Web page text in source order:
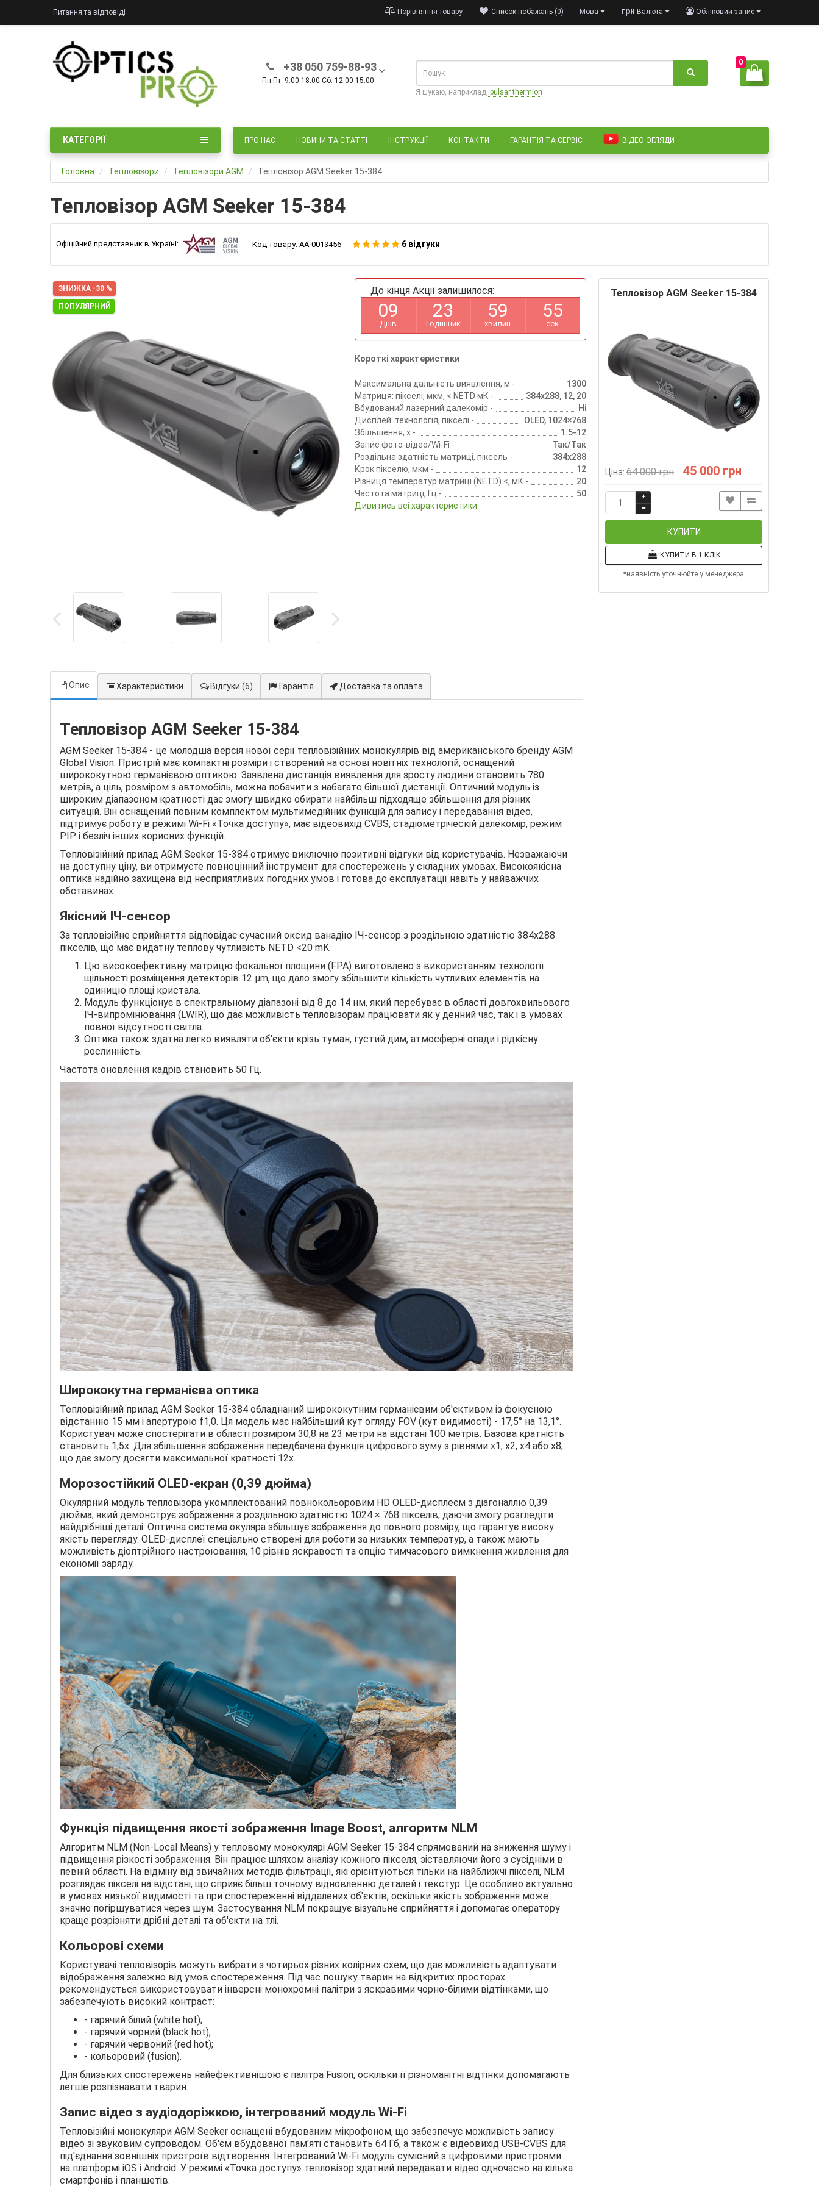
Питання та відповіді Обліковий запис
грн Валюта
Мова
Список побажань (0)
Порівняння товару
+38 050 759-88-93
Пн-Пт: 9:00-18:00 Сб: 12:00-15:00
0
Я шукаю, наприклад, pulsar thermion
ПРО НАС НОВИНИ ТА СТАТТІ ІНСТРУКЦІЇ КОНТАКТИ ГАРАНТІЯ ТА СЕРВІС ВІДЕО ОГЛЯДИ
КАТЕГОРІЇ
Головна Тепловізори Тепловізори AGM Тепловізор AGM Seeker 15-384
Тепловізор AGM Seeker 15-384
Офіційний представник в Україні: Код товару: AA-0013456 6 відгуки
ЗНИЖКА -30 %
ПОПУЛЯРНИЙ
До кінця Акції залишилося:
09
Днів
23
Годинник
59
хвилин
53
сек
Короткі характеристики
Максимальна дальність виявлення, м -
1300
Матриця: пікселі, мкм, < NETD мК -
384х288, 12, 20
Вбудований лазерний далекомір -
Ні
Дисплей: технологія, пікселі -
OLED, 1024×768
Збільшення, х -
1.5-12
Запис фото-відео/Wi-Fi -
Так/Так
Роздільна здатність матриці, піксель -
384х288
Крок пікселю, мкм -
12
Різниця температур матриці (NETD) <, мК -
20
Частота матриці, Гц -
50
Дивитись всі характеристики
Тепловізор AGM Seeker 15-384
Ціна: 64 000 грн 45 000 грн
КУПИТИ
КУПИТИ В 1 КЛІК
*наявність уточнюйте у менеджера
Опис Характеристики Відгуки (6) Гарантія Доставка та оплата
Тепловізор AGM Seeker 15-384
AGM Seeker 15-384 - це молодша версія нової серії тепловізійних монокулярів від американського бренду AGM
Global Vision. Пристрій має компактні розміри і створений на основі новітніх технологій, оснащений
ширококутною германієвою оптикою. Заявлена дистанція виявлення для зросту людини становить 780
метрів, а ціль, розміром з автомобіль, можна побачити з набагато більшої дистанції. Оптичний модуль із
широким діапазоном кратності дає змогу швидко обирати найбільш підходяще збільшення для різних
ситуацій. Він оснащений повним комплектом мультимедійних функцій для запису і передавання відео,
підтримує роботу в режимі Wi-Fi «Точка доступу», має відеовихід CVBS, стадіометріческій далекомір, режим
PIP і безліч інших корисних функцій.
Тепловізійний прилад AGM Seeker 15-384 отримує виключно позитивні відгуки від користувачів. Незважаючи
на доступну ціну, ви отримуєте повноцінний інструмент для спостережень у складних умовах. Високоякісна
оптика надійно захищена від несприятливих погодних умов і готова до експлуатації навіть у найважчих
обставинах.
Якісний ІЧ-сенсор
За тепловізійне сприйняття відповідає сучасний оксид ванадію ІЧ-сенсор з роздільною здатністю 384х288
пікселів, що має видатну теплову чутливість NETD <20 mK.
Цю високоефективну матрицю фокальної площини (FPA) виготовлено з використанням технології
щільності розміщення детекторів 12 μm, що дало змогу збільшити кількість чутливих елементів на
одиницю площі кристала.
Модуль функціонує в спектральному діапазоні від 8 до 14 нм, який перебуває в області довгохвильового
ІЧ-випромінювання (LWIR), що дає можливість тепловізорам працювати як у денний час, так і в умовах
повної відсутності світла.
Оптика також здатна легко виявляти об'єкти крізь туман, густий дим, атмосферні опади і рідкісну
рослинність.
Частота оновлення кадрів становить 50 Гц.
Ширококутна германієва оптика
Тепловізійний прилад AGM Seeker 15-384 обладнаний ширококутним германієвим об'єктивом із фокусною
відстанню 15 мм і апертурою f1,0. Ця модель має найбільший кут огляду FOV (кут видимості) - 17,5° на 13,1°.
Користувач може спостерігати в області розміром 30,8 на 23 метри на відстані 100 метрів. Базова кратність
становить 1,5x. Для збільшення зображення передбачена функція цифрового зуму з рівнями x1, x2, x4 або x8,
що дає змогу досягти максимальної кратності 12x.
Морозостійкий OLED-екран (0,39 дюйма)
Окулярний модуль тепловізора укомплектований повнокольоровим HD OLED-дисплеєм з діагоналлю 0,39
дюйма, який демонструє зображення з роздільною здатністю 1024 × 768 пікселів, даючи змогу розгледіти
найдрібніші деталі. Оптична система окуляра збільшує зображення до повного розміру, що гарантує високу
якість перегляду. OLED-дисплеї спеціально створені для роботи за низьких температур, а також мають
можливість діоптрійного настроювання, 10 рівнів яскравості та опцію тимчасового вимкнення живлення для
економії заряду.
Функція підвищення якості зображення Image Boost, алгоритм NLM
Алгоритм NLM (Non-Local Means) у тепловому монокулярі AGM Seeker 15-384 спрямований на зниження шуму і
підвищення різкості зображення. Він працює шляхом аналізу кожного пікселя, зіставляючи його з сусідніми в
певній області. На відміну від звичайних методів фільтрації, які орієнтуються тільки на найближчі пікселі, NLM
розглядає пікселі на відстані, що сприяє більш точному відновленню деталей і текстур. Це особливо актуально
в умовах низької видимості та при спостереженні віддалених об'єктів, оскільки якість зображення може
значно погіршуватися через шум. Застосування NLM покращує візуальне сприйняття і допомагає оператору
краще розрізняти дрібні деталі та об'єкти на тлі.
Кольорові схеми
Користувачі тепловізорів можуть вибрати з чотирьох різних колірних схем, що дає можливість адаптувати
відображення залежно від умов спостереження. Під час пошуку тварин на відкритих просторах
рекомендується використовувати інверсні монохромні палітри з яскравими чорно-білими відтінками, що
забезпечують високий контраст:
- гарячий білий (white hot);
- гарячий чорний (black hot);
- гарячий червоний (red hot);
- кольоровий (fusion).
Для близьких спостережень найефективнішою є палітра Fusion, оскільки її різноманітні відтінки допомагають
легше розпізнавати тварин.
Запис відео з аудіодоріжкою, інтегрований модуль Wi-Fi
Тепловізійні монокуляри AGM Seeker оснащені вбудованим мікрофоном, що забезпечує можливість запису
відео зі звуковим супроводом. Об'єм вбудованої пам'яті становить 64 Гб, а також є відеовихід USB-CVBS для
під'єднання зовнішніх пристроїв відтворення. Інтегрований Wi-Fi модуль сумісний з цифровими пристроями
на платформі iOS і Android. У режимі «Точка доступу» тепловізор здатний передавати відео одночасно на кілька
смартфонів і планшетів.